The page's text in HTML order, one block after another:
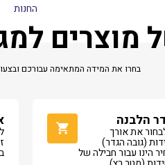
החנות
מוצרים
בחרו את המידה המתאימה עבורכם
הלבנה
את אורך
(גובה הגדר)
הינו עבור חבילה של